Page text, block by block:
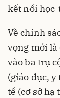
kết nối
Về chính
vọng mới là
vào ba trụ
(giáo dục,
tế (cơ sở